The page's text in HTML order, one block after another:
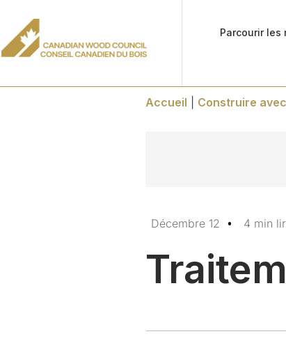
Parcourir les
Accueil Construire
Décembre 12 4 min